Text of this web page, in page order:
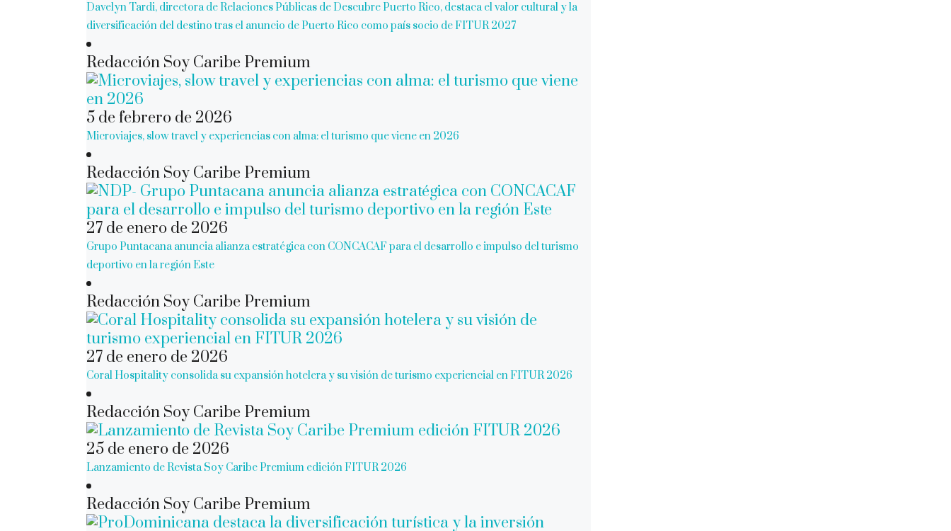
Davelyn Tardi, directora de Relaciones Públicas de Descubre Puerto Rico, destaca el valor cultural y la
diversificación del destino tras el anuncio de Puerto Rico como país socio de FITUR 2027
Redacción Soy Caribe Premium
5 de febrero de 2026
Microviajes, slow travel y experiencias con alma: el turismo que viene en 2026
Redacción Soy Caribe Premium
27 de enero de 2026
Grupo Puntacana anuncia alianza estratégica con CONCACAF para el desarrollo e impulso del turismo
deportivo en la región Este
Redacción Soy Caribe Premium
27 de enero de 2026
Coral Hospitality consolida su expansión hotelera y su visión de turismo experiencial en FITUR 2026
Redacción Soy Caribe Premium
25 de enero de 2026
Lanzamiento de Revista Soy Caribe Premium edición FITUR 2026
Redacción Soy Caribe Premium